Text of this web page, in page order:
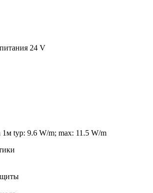
24 V
1м typ: 9.6 W/m; max: 11.5 W/m